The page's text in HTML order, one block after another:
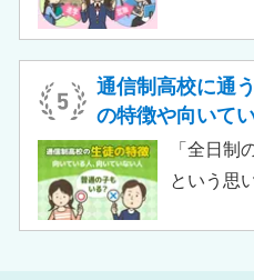
でしょう
校の特徴
リット・
ます。
がある人
か。 結論
行ったか
は決して
通信制高校に通
の特徴や向いて
「全日制
という思